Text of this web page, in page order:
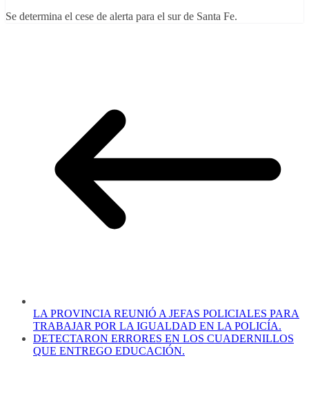
Se determina el cese de alerta para el sur de Santa Fe.
LA PROVINCIA REUNIÓ A JEFAS POLICIALES PARA
TRABAJAR POR LA IGUALDAD EN LA POLICÍA.
DETECTARON ERRORES EN LOS CUADERNILLOS
QUE ENTREGO EDUCACIÓN.